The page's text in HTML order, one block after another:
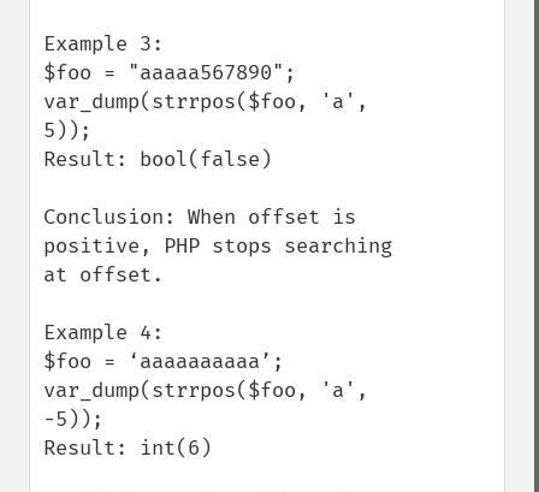
Example 3:
$foo = "aaaaa567890";
var_dump(strrpos($foo, 'a',
5));
Result: bool(false)
Conclusion: When offset is
positive, PHP stops searching
at offset.
Example 4:
$foo = ‘aaaaaaaaaa’;
var_dump(strrpos($foo, 'a',
-5));
Result: int(6)